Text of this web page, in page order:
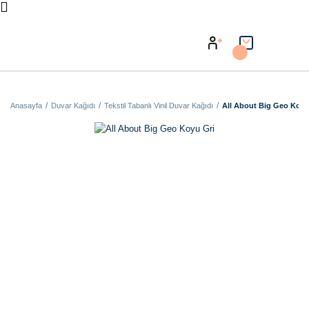
Anasayfa Duvar Kağıdı Tekstil Tabanlı Vinil Duvar Kağıdı All About Big Geo